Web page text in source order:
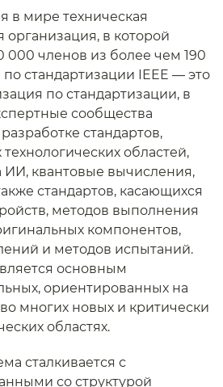
в мире техническая
в которой
000 членов из более чем 190
стандартизации IEEE — это
по стандартизации, в
сообщества
стандартов,
областей,
ИИ, квантовые вычисления,
стандартов, касающихся
методов выполнения
компонентов,
и методов испытаний.
основным
ориентированных на
многих новых и критически
областях.
сталкивается с
со структурой